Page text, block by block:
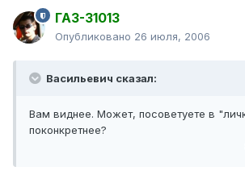
ГАЗ-31013
Опубликовано 26 июля, 2006
Васильевич сказал:
Вам виднее. Может, посоветуете в
поконкретнее?